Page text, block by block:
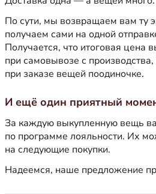
По сути, мы возвращаем вам ту
получаем сами на одной
Получается, что итоговая цена
при самовывозе с
при заказе вещей поодиночке.
И ещё один приятный
За каждую выкупленную вещь
по программе лояльности. Их
на следующие покупки.
Надеемся, наше предложение